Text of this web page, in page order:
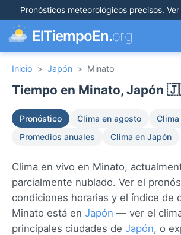
Pronósticos meteorológicos precisos.
ElTiempoEn.org
Inicio > Japón > Minato
Tiempo en Minato, Japón
Pronóstico Clima en agosto
Promedios anuales
Clima en Japón
Clima en vivo en Minato,
parcialmente nublado. Ver el
condiciones horarias y el índice de
Minato está en Japón — ver el
principales ciudades de Japón, o